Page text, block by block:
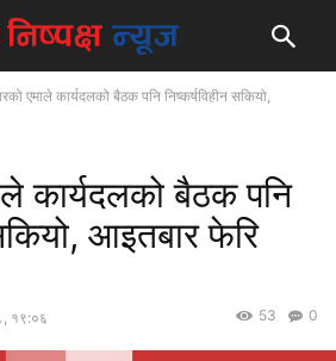
एमाले कार्यदलको बैठक पनि निष्कर्षविहीन सकियो,
कार्यदलको बैठक पनि
आइतबार फेरि
१९:०६ 0
53